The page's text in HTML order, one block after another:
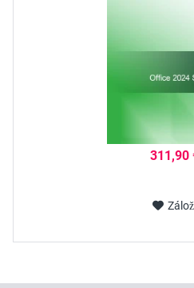
311,90